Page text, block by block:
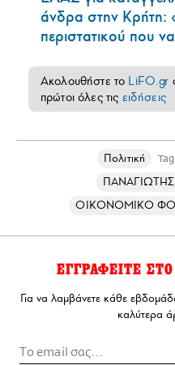
άνδρα στην Κρήτη:
περιστατικού που
Ακολουθήστε το LiFO.gr
πρώτοι όλες τις ειδήσεις
Πολιτική
ΟΙΚΟΝΟΜΙΚΟ
ΕΓΓΡΑΦΕΙΤΕ ΣΤΟ
Για να λαμβάνετε κάθε
καλύτερα